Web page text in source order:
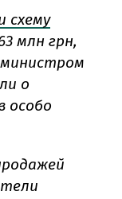
схему
млн грн,
министром
о
особо